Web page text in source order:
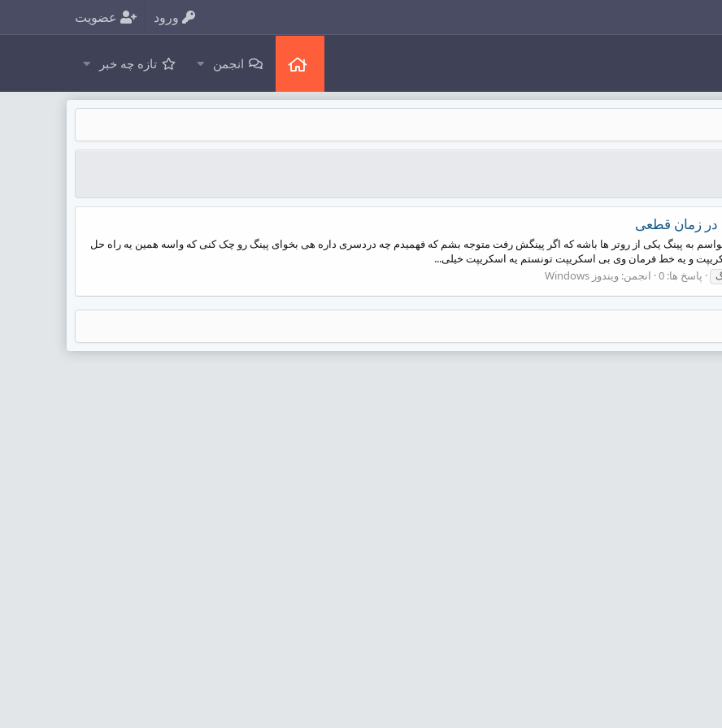
ورود عضویت
انجمن تازه چه خبر
در زمان قطعی
حواسم به پینگ یکی از روتر ها باشه که اگر پینگش رفت متوجه بشم که فهمیدم چه دردسری داره هی بخوای پینگ رو چک کنی که واسه همین یه راه حل
و یه خط فرمان وی بی اسکریپت تونستم یه اسکریپت خیلی...
پاسخ ها: 0 انجمن: ویندوز Windows